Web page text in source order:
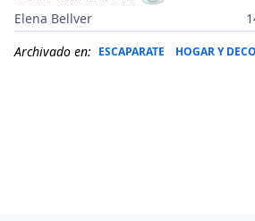
Elena Bellver
Archivado en: ESCAPARATE HOGAR Y